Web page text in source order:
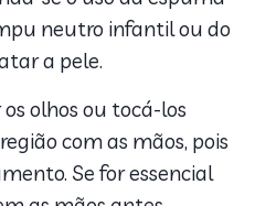
neutro infantil ou do
a pele.
olhos ou tocá-los
com as mãos, pois
Se for essencial